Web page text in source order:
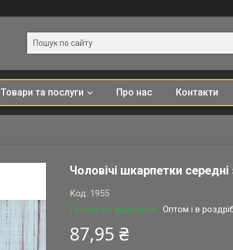
Товари та послуги Про нас Контакти
Чоловічі шкарпетки
Готово до відправки Оптом і в
Код: 1955
87,95 ₴